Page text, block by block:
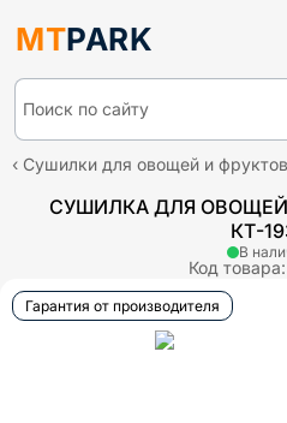
MTPARK
Поиск по сайту
Сушилки для овощей и фруктов
СУШИЛКА ДЛЯ ОВОЩЕЙ
КТ-
Код товара:
В
Гарантия от производителя